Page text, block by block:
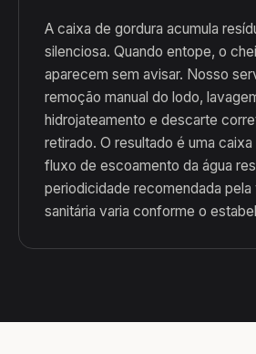
A caixa de gordura acumula
silenciosa. Quando entope, o
aparecem sem avisar. Nosso
remoção manual do lodo,
hidrojateamento e descarte
retirado. O resultado é uma
fluxo de escoamento da água
periodicidade recomendada pela
sanitária varia conforme o